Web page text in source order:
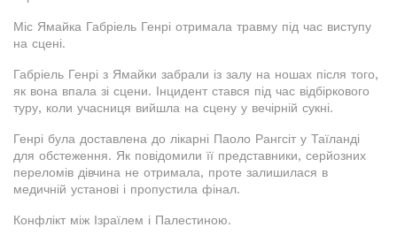
Міс Ямайка Габріель Генрі отримала травму під час виступу
на сцені.
Габріель Генрі з Ямайки забрали із залу на ношах після того,
як вона впала зі сцени. Інцидент стався під час відбіркового
туру, коли учасниця вийшла на сцену у вечірній сукні.
Генрі була доставлена до лікарні Паоло Рангсіт у Таїланді
для обстеження. Як повідомили її представники, серйозних
переломів дівчина не отримала, проте залишилася в
медичній установі і пропустила фінал.
Конфлікт між Ізраїлем і Палестиною.